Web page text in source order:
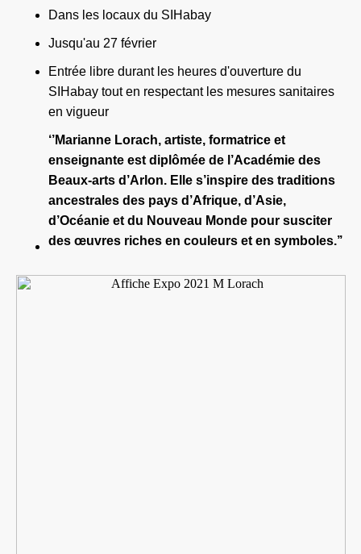
Dans les locaux du SIHabay
Jusqu'au 27 février
Entrée libre durant les heures d'ouverture du
SIHabay tout en respectant les mesures sanitaires
en vigueur
‘’Marianne Lorach, artiste, formatrice et
enseignante est diplômée de l’Académie des
Beaux-arts d’Arlon. Elle s’inspire des traditions
ancestrales des pays d’Afrique, d’Asie,
d’Océanie et du Nouveau Monde pour susciter
des œuvres riches en couleurs et en symboles.’’